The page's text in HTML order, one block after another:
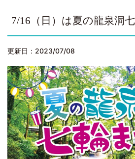
7/16（日）は夏の龍泉洞
更新日：2023/07/08